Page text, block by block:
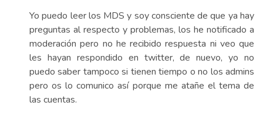
Yo puedo leer los MDS y soy consciente de que ya hay
preguntas al respecto y problemas, los he notificado a
moderación pero no he recibido respuesta ni veo que
les hayan respondido en twitter, de nuevo, yo no
puedo saber tampoco si tienen tiempo o no los admins
pero os lo comunico así porque me atañe el tema de
las cuentas.